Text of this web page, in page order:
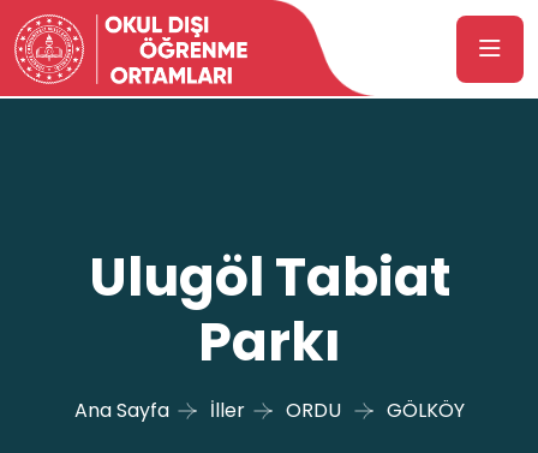
Ulugöl Tabiat
Parkı
Ana Sayfa İller ORDU GÖLKÖY